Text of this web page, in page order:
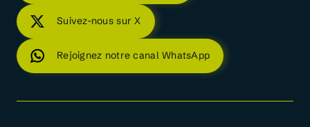
Suivez-nous sur X
Rejoignez notre canal WhatsApp